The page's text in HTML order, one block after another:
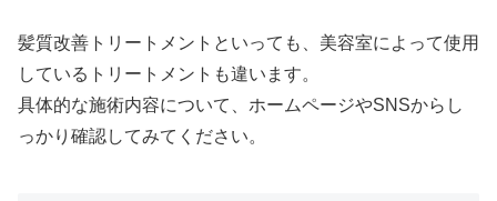
髪質改善トリートメントといっても、美容室によって使用
しているトリートメントも違います。
具体的な施術内容について、ホームページやSNSからし
っかり確認してみてください。